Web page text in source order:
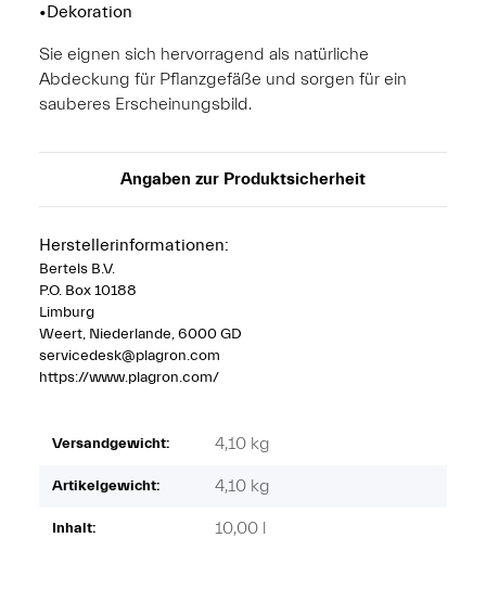
•Dekoration
Sie eignen sich hervorragend als natürliche
Abdeckung für Pflanzgefäße und sorgen für ein
sauberes Erscheinungsbild.
Angaben zur Produktsicherheit
Herstellerinformationen:
Bertels B.V.
P.O. Box 10188
Limburg
Weert, Niederlande, 6000 GD
servicedesk@plagron.com
https://www.plagron.com/
Versandgewicht: 4,10 kg
Artikelgewicht: 4,10 kg
Inhalt: 10,00 l